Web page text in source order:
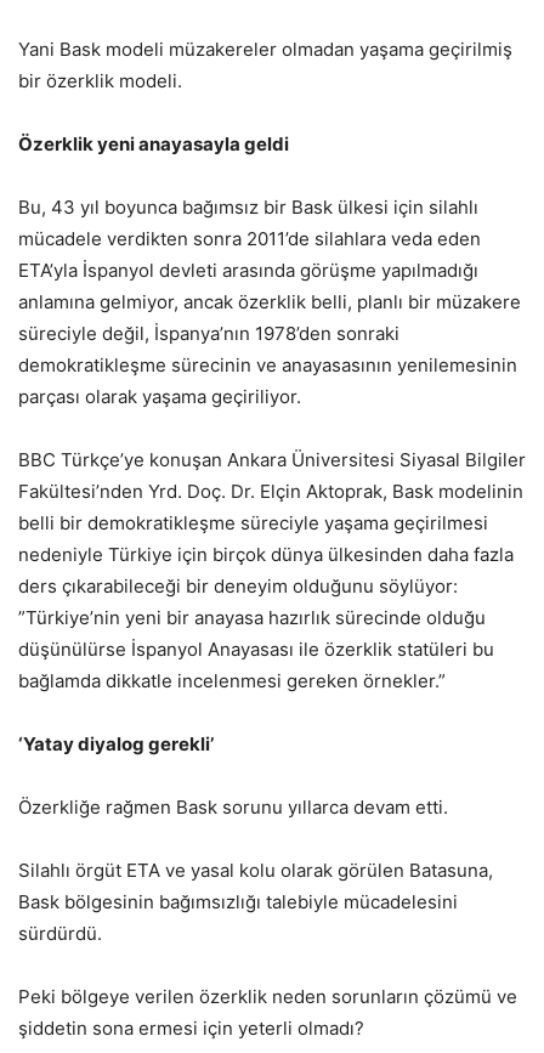
Yani Bask modeli müzakereler olmadan yaşama geçirilmiş
bir özerklik modeli.
Özerklik yeni anayasayla geldi
Bu, 43 yıl boyunca bağımsız bir Bask ülkesi için silahlı
mücadele verdikten sonra 2011’de silahlara veda eden
ETA’yla İspanyol devleti arasında görüşme yapılmadığı
anlamına gelmiyor, ancak özerklik belli, planlı bir müzakere
süreciyle değil, İspanya’nın 1978’den sonraki
demokratikleşme sürecinin ve anayasasının yenilemesinin
parçası olarak yaşama geçiriliyor.
BBC Türkçe’ye konuşan Ankara Üniversitesi Siyasal Bilgiler
Fakültesi’nden Yrd. Doç. Dr. Elçin Aktoprak, Bask modelinin
belli bir demokratikleşme süreciyle yaşama geçirilmesi
nedeniyle Türkiye için birçok dünya ülkesinden daha fazla
ders çıkarabileceği bir deneyim olduğunu söylüyor:
”Türkiye’nin yeni bir anayasa hazırlık sürecinde olduğu
düşünülürse İspanyol Anayasası ile özerklik statüleri bu
bağlamda dikkatle incelenmesi gereken örnekler.”
‘Yatay diyalog gerekli’
Özerkliğe rağmen Bask sorunu yıllarca devam etti.
Silahlı örgüt ETA ve yasal kolu olarak görülen Batasuna,
Bask bölgesinin bağımsızlığı talebiyle mücadelesini
sürdürdü.
Peki bölgeye verilen özerklik neden sorunların çözümü ve
şiddetin sona ermesi için yeterli olmadı?